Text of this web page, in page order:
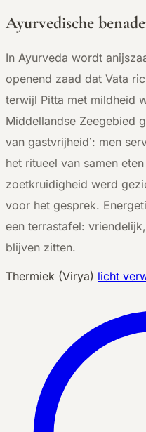
Ayurvedische
In Ayurveda wordt
openend zaad dat Vata
terwijl Pitta met mildheid
Middellandse Zeegebied
van gastvrijheid’: men
het ritueel van samen
zoetkruidigheid werd
voor het gesprek.
een terrastafel:
blijven zitten.
Thermiek (Virya) licht